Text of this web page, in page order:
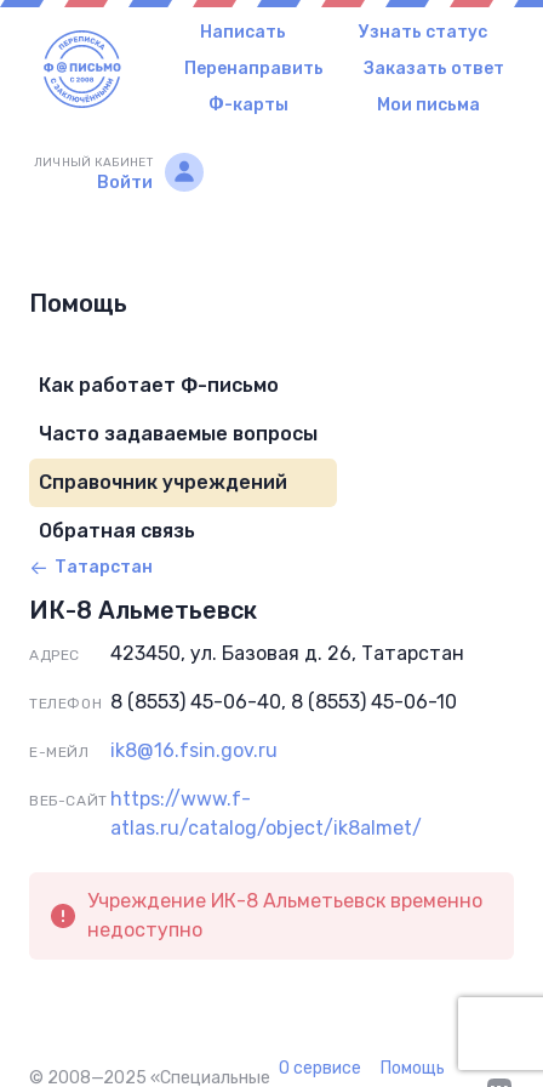
Написать
Узнать статус
Перенаправить
Заказать ответ
Ф-карты
Мои письма
ЛИЧНЫЙ КАБИНЕТ
Войти
Помощь
Как работает Ф-письмо
Часто задаваемые вопросы
Справочник учреждений
Обратная связь
Татарстан
ИК-8 Альметьевск
АДРЕС 423450, ул. Базовая д. 26, Татарстан
ТЕЛЕФОН 8 (8553) 45-06-40, 8 (8553) 45-06-10
Е-МЕЙЛ ik8@16.fsin.gov.ru
ВЕБ-САЙТ https://www.f-
atlas.ru/catalog/object/ik8almet/
Учреждение ИК-8 Альметьевск временно
недоступно
© 2008—2025 «Специальные О сервисе Помощь